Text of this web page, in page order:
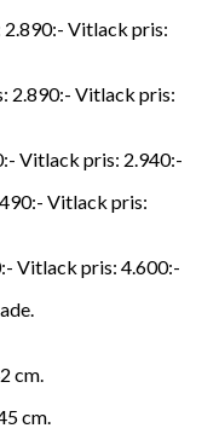
2.890:- Vitlack pris:
2.890:- Vitlack pris:
Vitlack pris: 2.940:-
Vitlack pris:
Vitlack pris: 4.600:-
cm.
cm.